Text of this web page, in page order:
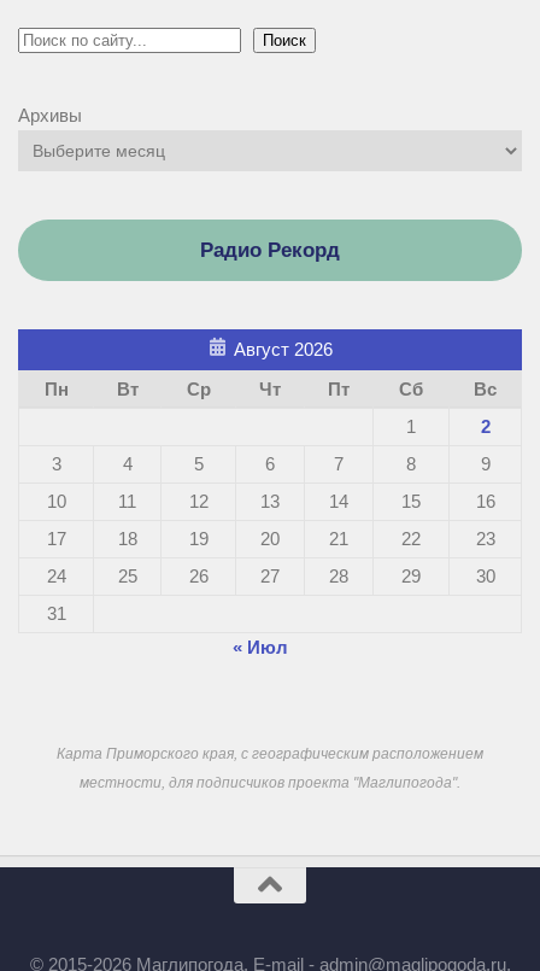
Поиск Поиск
Архивы
Радио Рекорд
Август 2026
Пн
Вт Ср Чт Пт Сб
Вс
1
2
3
4 5 6 7 8
9
10
11 12 13 14 15
16
17
18 19 20 21 22
23
24
25 26 27 28 29
30
31
« Июл
Карта Приморского края, с географическим расположением
местности, для подписчиков проекта "Маглипогода".
© 2015-2026 Маглипогода. E-mail - admin@maglipogoda.ru.